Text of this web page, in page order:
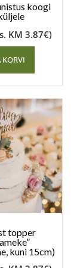
koogi
KM3.87€)
KORVI
topper
kuni 15cm)